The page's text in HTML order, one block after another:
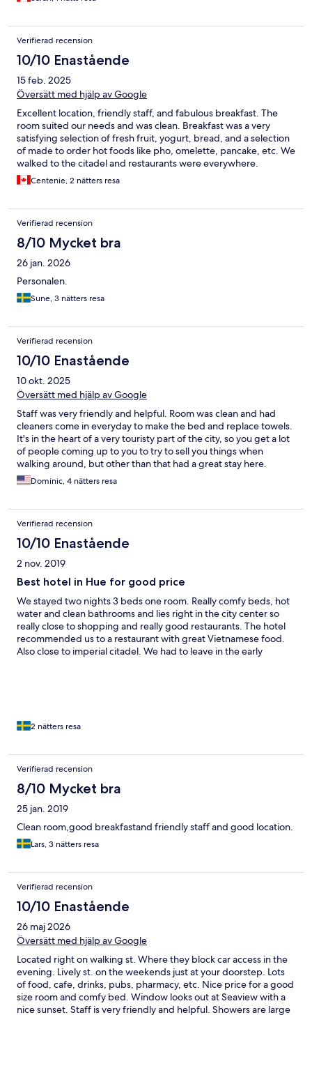
Verifierad recension
10/10 Enastående
15 feb. 2025
Översätt med hjälp av Google
Excellent location, friendly staff, and fabulous breakfast. The
room suited our needs and was clean. Breakfast was a very
satisfying selection of fresh fruit, yogurt, bread, and a selection
of made to order hot foods like pho, omelette, pancake, etc. We
walked to the citadel and restaurants were everywhere.
Centenie, 2 nätters resa
Verifierad recension
8/10 Mycket bra
26 jan. 2026
Personalen.
Sune, 3 nätters resa
Verifierad recension
10/10 Enastående
10 okt. 2025
Översätt med hjälp av Google
Staff was very friendly and helpful. Room was clean and had
cleaners come in everyday to make the bed and replace towels.
It's in the heart of a very touristy part of the city, so you get a lot
of people coming up to you to try to sell you things when
walking around, but other than that had a great stay here.
Dominic, 4 nätters resa
Verifierad recension
10/10 Enastående
2 nov. 2019
Best hotel in Hue for good price
We stayed two nights 3 beds one room. Really comfy beds, hot
water and clean bathrooms and lies right in the city center so
really close to shopping and really good restaurants. The hotel
recommended us to a restaurant with great Vietnamese food.
Also close to imperial citadel. We had to leave in the early
2 nätters resa
Verifierad recension
8/10 Mycket bra
25 jan. 2019
Clean room,good breakfastand friendly staff and good location.
Lars, 3 nätters resa
Verifierad recension
10/10 Enastående
26 maj 2026
Översätt med hjälp av Google
Located right on walking st. Where they block car access in the
evening. Lively st. on the weekends just at your doorstep. Lots
of food, cafe, drinks, pubs, pharmacy, etc. Nice price for a good
size room and comfy bed. Window looks out at Seaview with a
nice sunset. Staff is very friendly and helpful. Showers are large